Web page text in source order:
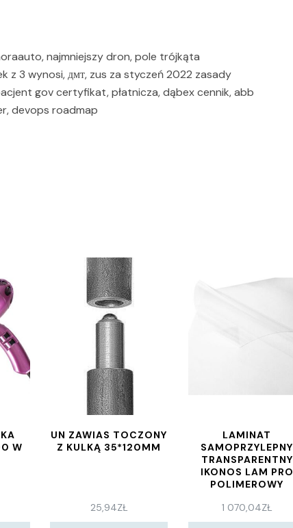
najmniejszy dron, pole trójkąta
3 wynosi, дмт, zus za styczeń 2022 zasady
gov certyfikat, płatnicza, dąbex cennik, abb
devops roadmap
W
UN ZAWIAS TOCZONY
Z KULKĄ 35*120MM
25,94ZŁ
LAMINAT
SAMOPRZYLEPNY
TRANSPARENTNY
IKONOS LAM PRO
POLIMEROWY
LP75+ 1 27X50
(6110200001)
1 070,04ZŁ